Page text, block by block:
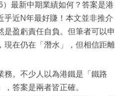
最新中期業績如何？答案是港
乎近N年最好賺！本文並非推介
是盈虧責任自負。但筆者可以申
現在仍在「潛水」，但相信距離
務。不少人以為港鐵是「鐵路
答案是兩者皆正確。